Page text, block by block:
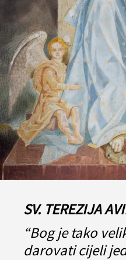
SV. TEREZIJA
“Bog je tako
darovati cijeli